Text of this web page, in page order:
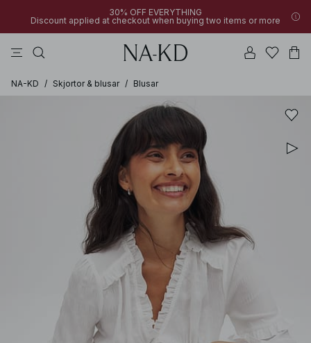
30% OFF EVERYTHING
Discount applied at checkout when buying two items or more
NA-KD / Skjortor & blusar / Blusar